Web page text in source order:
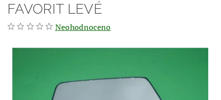
FAVORIT LEVÉ
Neohodnoceno